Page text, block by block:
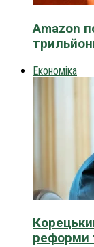
Amazon
Економіка
реформи